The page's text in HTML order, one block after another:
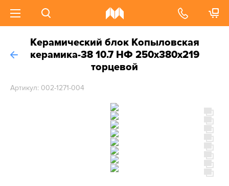
Керамический блок Копыловская
керамика-38 10.7 НФ 250х380х219
торцевой
Артикул: 002-1271-004